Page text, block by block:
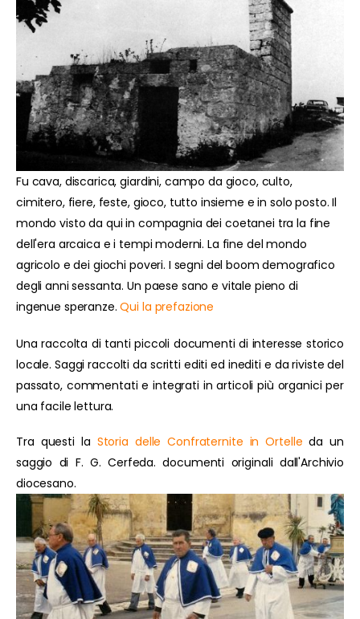
Fu cava, discarica, giardini, campo da gioco, culto,
cimitero, fiere, feste, gioco, tutto insieme e in solo posto. Il
mondo visto da qui in compagnia dei coetanei tra la fine
dell'era arcaica e i tempi moderni. La fine del mondo
agricolo e dei giochi poveri. I segni del boom demografico
degli anni sessanta. Un paese sano e vitale pieno di
ingenue speranze.Qui la prefazione
Una raccolta di tanti piccoli documenti di interesse storico
locale. Saggi raccolti da scritti editi ed inediti e da riviste del
passato, commentati e integrati in articoli più organici per
una facile lettura.
Tra questi la Storia delle Confraternite in Ortelle da un
saggio di F. G. Cerfeda. documenti originali dall'Archivio
diocesano.